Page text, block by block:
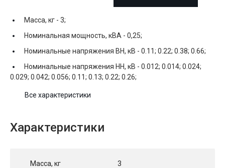
Масса, кг - 3;
Номинальная мощность, кВА - 0,25;
Номинальные напряжения ВН, кВ - 0.11; 0.22; 0.38; 0.66;
Номинальные напряжения НН, кВ - 0.012; 0.014; 0.024;
0.029; 0.042; 0.056; 0.11; 0.13; 0.22; 0.26;
Все характеристики
Характеристики
Масса, кг 3